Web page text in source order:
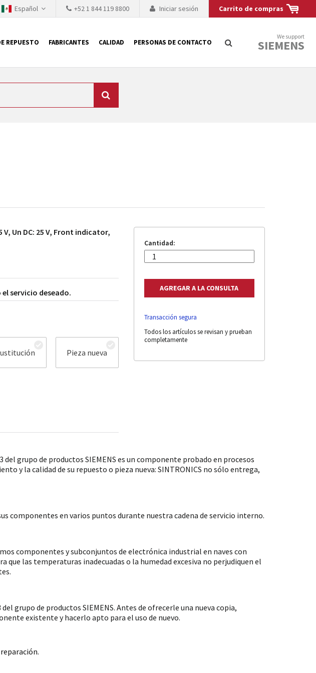
Carrito de compras
Iniciar sesión
+52 1 844 119 8800
Español
REPUESTO FABRICANTES CALIDAD PERSONAS DE CONTACTO
We support
SIEMENS
V, Un DC: 25 V, Front indicator,
servicio deseado.
Pieza nueva
Cantidad:
Transacción segura
Todos los artículos se revisan y prueban
completamente
del grupo de productos SIEMENS es un componente probado en procesos
y la calidad de su repuesto o pieza nueva: SINTRONICS no sólo entrega,
componentes en varios puntos durante nuestra cadena de servicio interno.
componentes y subconjuntos de electrónica industrial en naves con
que las temperaturas inadecuadas o la humedad excesiva no perjudiquen el
grupo de productos SIEMENS. Antes de ofrecerle una nueva copia,
existente y hacerlo apto para el uso de nuevo.